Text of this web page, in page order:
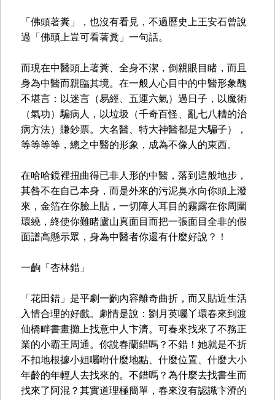
「佛頭著糞」，也沒有看見，不過歷史上王安石曾說
過「佛頭上豈可看著糞」一句話。
而現在中醫頭上著糞、全身不潔，倒親眼目睹，而且
身為中醫而親臨其境。在一般人心目中的中醫形象醜
不堪言：以迷言（易經、五運六氣）過日子，以魔術
（氣功）騙病人，以垃圾（千奇百怪、亂七八糟的治
病方法）賺鈔票。大名醫、特大神醫都是大騙子），
等等等等，總之中醫的形象，成為不像人的東西。
在哈哈鏡裡扭曲得已非人形的中醫，落到這般地步，
其咎不在自己本身，而是外來的污泥臭水向你頭上潑
來，金箔在你臉上貼，一切障人耳目的霧露在你周圍
環繞，終使你難睹廬山真面目而把一張面目全非的假
面譜高懸示眾，身為中醫者你還有什麼好說？！
一齣「杏林錯」
「花田錯」是平劇一齣內容離奇曲折，而又貼近生活
入情合理的好戲。劇情是說：劉月英囑丫環春來到渡
仙橋畔書畫攤上找意中人卞濟。可春來找來了不務正
業的小霸王周通。你說春蘭錯嗎？不錯！她就是不折
不扣地根據小姐囑咐什麼地點、什麼位置、什麼大小
年齡的年輕人去找來的。不錯嗎？為什麼去找書生而
找來了阿混？其實道理極簡單，春來沒有認識卞濟的